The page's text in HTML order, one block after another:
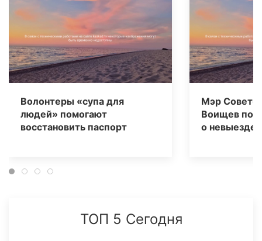
Волонтеры «супа для
людей» помогают
восстановить паспорт
Мэр
Воищев под
о невыезде
ТОП 5 Сегодня